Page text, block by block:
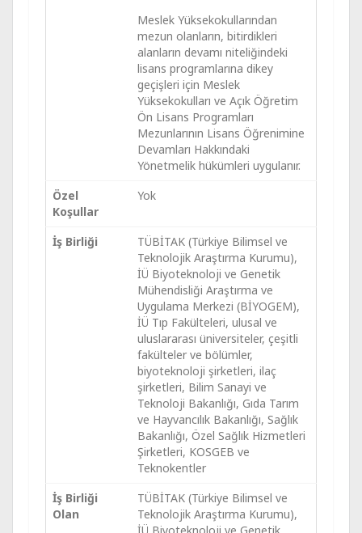
Meslek Yüksekokullarından
mezun olanların, bitirdikleri
alanların devamı niteliğindeki
lisans programlarına dikey
geçişleri için Meslek
Yüksekokulları ve Açık Öğretim
Ön Lisans Programları
Mezunlarının Lisans Öğrenimine
Devamları Hakkındaki
Yönetmelik hükümleri uygulanır.
Özel
Koşullar
Yok
İş Birliği
TÜBİTAK (Türkiye Bilimsel ve
Teknolojik Araştırma Kurumu),
İÜ Biyoteknoloji ve Genetik
Mühendisliği Araştırma ve
Uygulama Merkezi (BİYOGEM),
İÜ Tıp Fakülteleri, ulusal ve
uluslararası üniversiteler, çeşitli
fakülteler ve bölümler,
biyoteknoloji şirketleri, ilaç
şirketleri, Bilim Sanayi ve
Teknoloji Bakanlığı, Gıda Tarım
ve Hayvancılık Bakanlığı, Sağlık
Bakanlığı, Özel Sağlık Hizmetleri
Şirketleri, KOSGEB ve
Teknokentler
İş Birliği
Olan
TÜBİTAK (Türkiye Bilimsel ve
Teknolojik Araştırma Kurumu),